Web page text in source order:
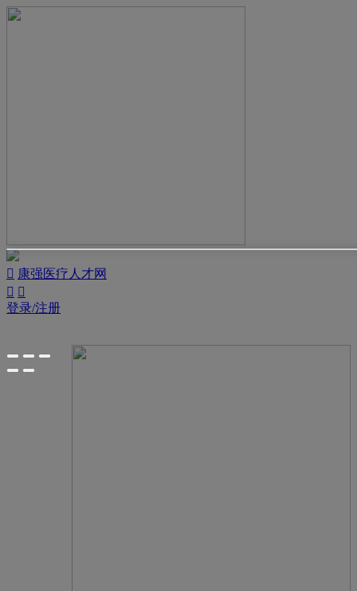
 康强医疗人才网
 
登录/注册